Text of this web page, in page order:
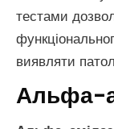
тестами
виявляти
Альфа-